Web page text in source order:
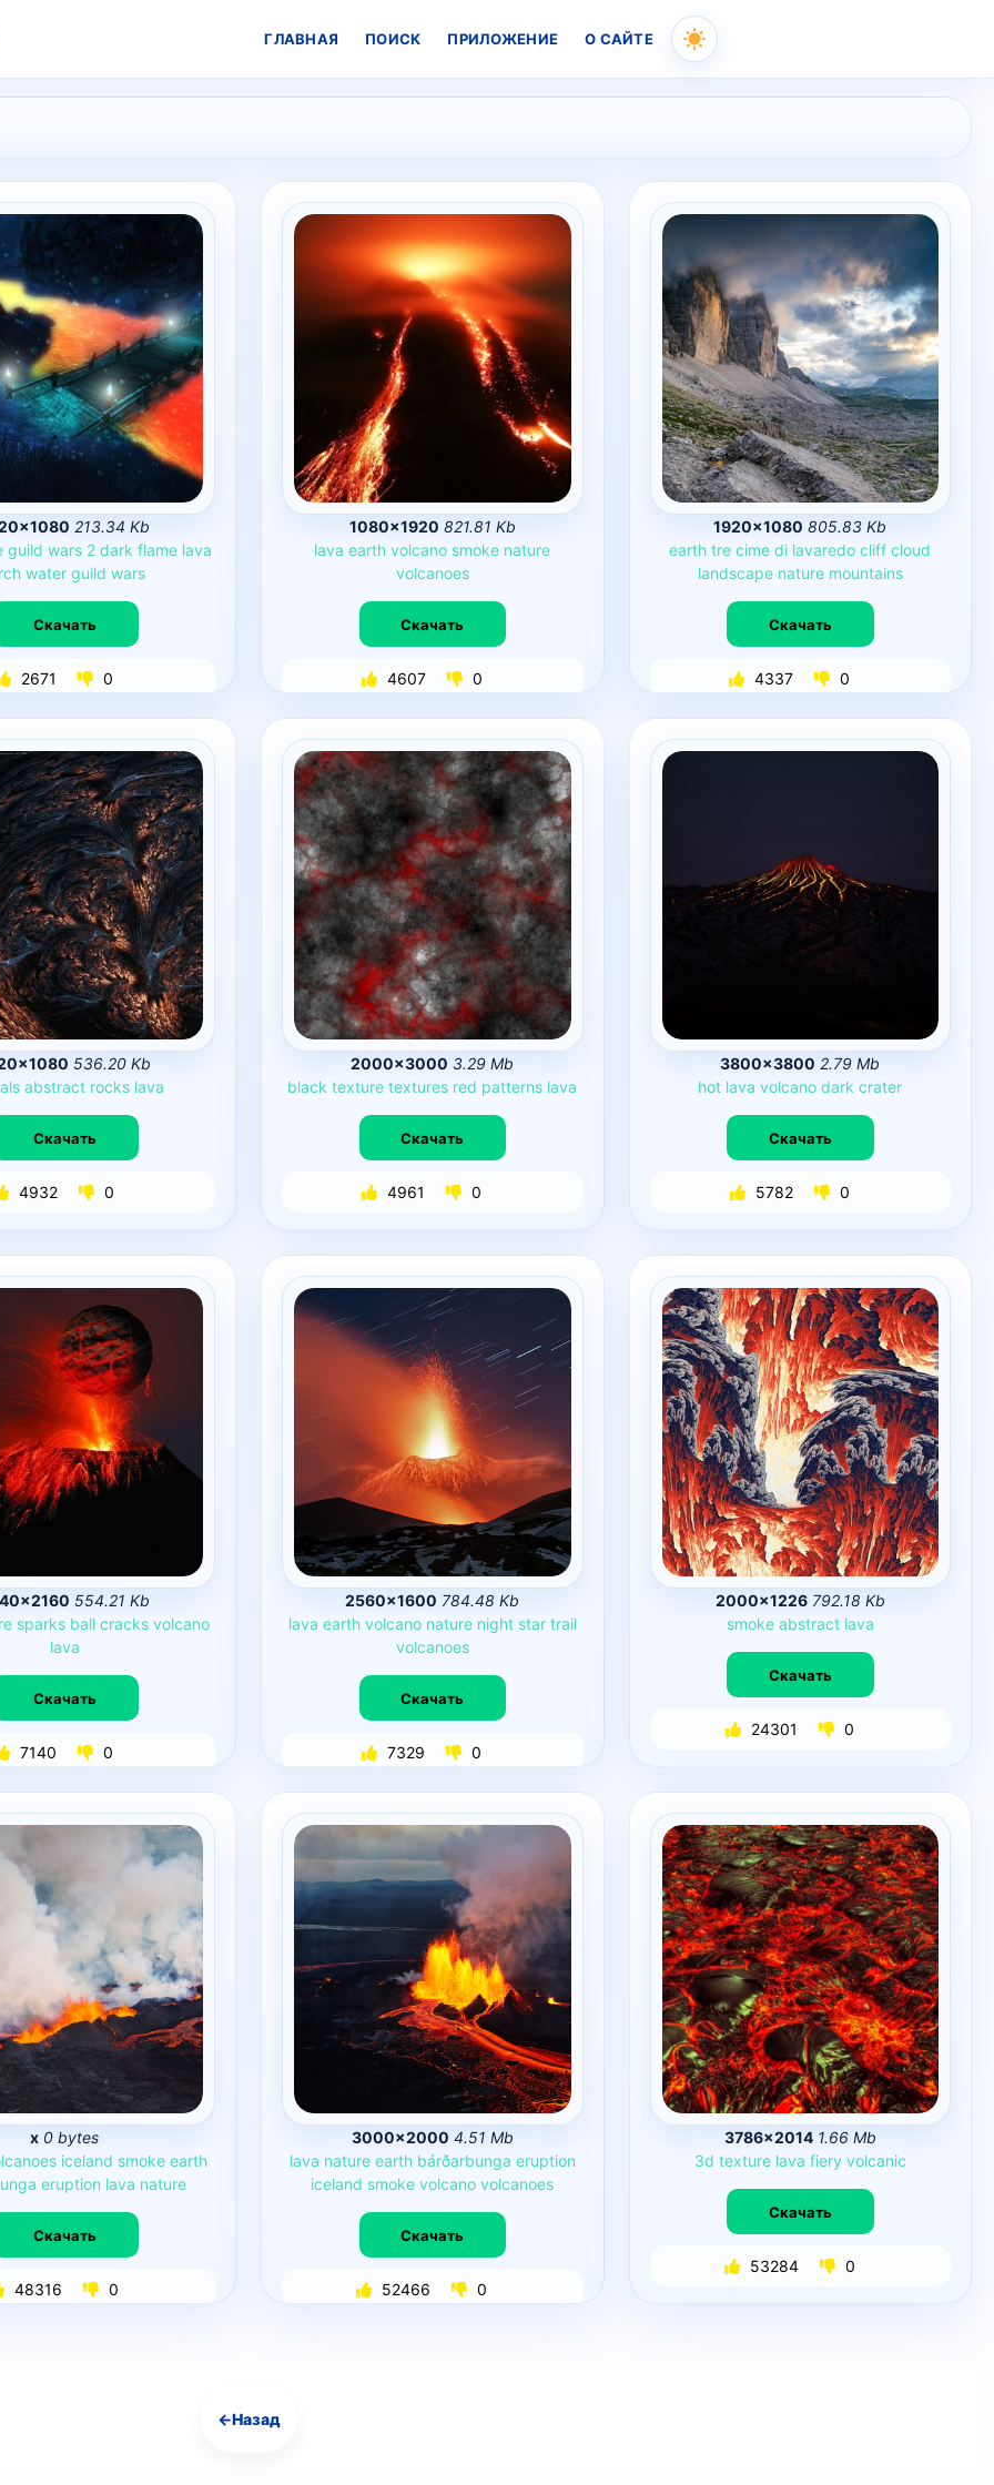
to
ГЛАВНАЯ ПОИСК ПРИЛОЖЕНИЕ О САЙТЕ
213.34 Kb
guild wars 2 dark flame lava
water guild wars
Скачать
2671 0
1080×1920 821.81 Kb
lava earth volcano smoke nature
volcanoes
Скачать
4607 0
1920×1080 805.83 Kb
earth tre cime di lavaredo cliff cloud
landscape nature mountains
Скачать
4337 0
536.20 Kb
abstract rocks lava
Скачать
4932 0
2000×3000 3.29 Mb
black texture textures red patterns lava
Скачать
4961 0
3800×3800 2.79 Mb
hot lava volcano dark crater
Скачать
5782 0
554.21 Kb
sparks ball cracks volcano
lava
Скачать
7140 0
2560×1600 784.48 Kb
lava earth volcano nature night star trail
volcanoes
Скачать
7329 0
2000×1226 792.18 Kb
smoke abstract lava
Скачать
24301 0
x 0 bytes
iceland smoke earth
eruption lava nature
Скачать
48316 0
3000×2000 4.51 Mb
lava nature earth bárðarbunga eruption
iceland smoke volcano volcanoes
Скачать
52466 0
3786×2014 1.66 Mb
3d texture lava fiery volcanic
Скачать
53284 0
Навигация
←Назад